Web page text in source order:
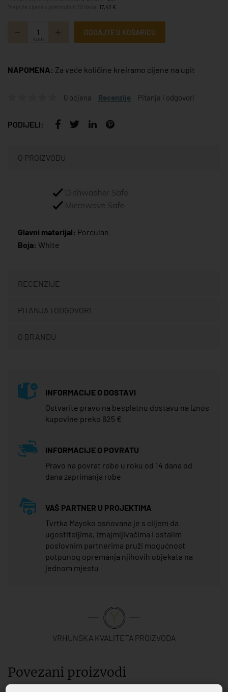
17,42 €
kom
DODAJTE U KOŠARICU
NAPOMENA: Za veće količine kreiramo cijene na upit
0 ocjena Recenzije Pitanja i odgovori
PODIJELI:
O PROIZVODU
Glavni materijal: Porculan
Boja: White
RECENZIJE
PITANJA I ODGOVORI
O BRANDU
INFORMACIJE O DOSTAVI
Ostvarite pravo na besplatnu dostavu na iznos
kupovine preko 625 €
INFORMACIJE O POVRATU
Pravo na povrat robe u roku od 14 dana od
dana zaprimanja robe
VAŠ PARTNER U PROJEKTIMA
Tvrtka Mayoko osnovana je s ciljem da
ugostiteljima, iznajmljivačima i ostalim
poslovnim partnerima pruži mogućnost
potpunog opremanja njihovih objekata na
jednom mjestu
VRHUNSKA KVALITETA PROIZVODA
Povezani proizvodi